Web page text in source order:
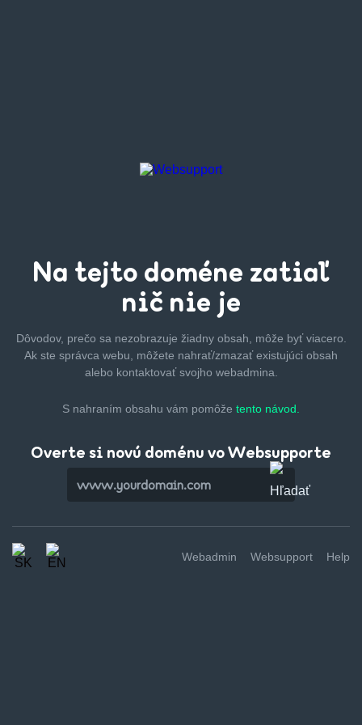
Na tejto doméne zatiaľ
nič nie je
Dôvodov, prečo sa nezobrazuje žiadny obsah, môže byťviacero.
Ak ste správca webu, môžete nahrať/zmazaťexistujúci obsah
alebo kontaktovať svojho webadmina.
S nahraním obsahu vám pomôže tento návod.
Overte si novú doménu vo Websupporte
Webadmin Websupport Help